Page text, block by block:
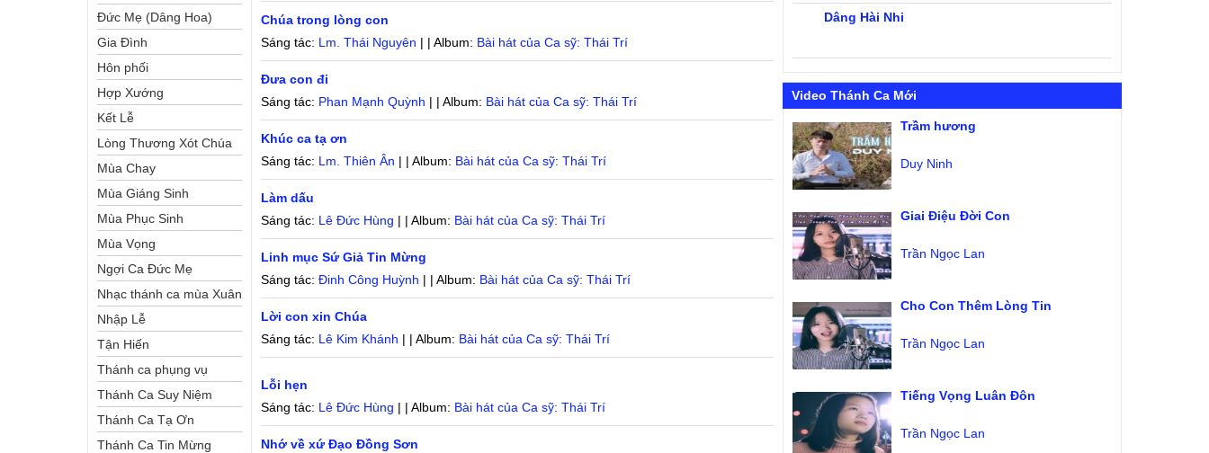
Chúa trong lòng con
Sáng tác: Lm. Thái Nguyên | | Album: Bài hát của Ca sỹ: Thái Trí
Đưa con đi
Sáng tác: Phan Mạnh Quỳnh | | Album: Bài hát của Ca sỹ: Thái Trí
Khúc ca tạ ơn
Sáng tác: Lm. Thiên Ân | | Album: Bài hát của Ca sỹ: Thái Trí
Làm dấu
Sáng tác: Lê Đức Hùng | | Album: Bài hát của Ca sỹ: Thái Trí
Linh mục Sứ Giả Tin Mừng
Sáng tác:Đinh Công Huỳnh | | Album: Bài hát của Ca sỹ: Thái Trí
Lời con xin Chúa
Sáng tác: Lê Kim Khánh | | Album: Bài hát của Ca sỹ: Thái Trí
Lỗi hẹn
Sáng tác: Lê Đức Hùng | | Album: Bài hát của Ca sỹ: Thái Trí
Nhớ về xứ Đạo Đồng Sơn
Đức Mẹ (Dâng Hoa)
Gia Đình
Hôn phối
Hợp Xướng
Kết Lễ
Lòng Thương Xót Chúa
Mùa Chay
Mùa Giáng Sinh
Mùa Phục Sinh
Mùa Vọng
Ngợi Ca Đức Mẹ
Nhạc thánh ca mùa Xuân
Nhập Lễ
Tận Hiến
Thánh ca phụng vụ
Thánh Ca Suy Niệm
Thánh Ca Tạ Ơn
Thánh Ca Tin Mừng
Dâng Hài Nhi
Video Thánh Ca Mới
Trầm hương
Duy Ninh
Giai Điệu Đời Con
Trần Ngọc Lan
Cho Con Thêm Lòng Tin
Trần Ngọc Lan
Tiếng Vọng Luân Đôn
Trần Ngọc Lan